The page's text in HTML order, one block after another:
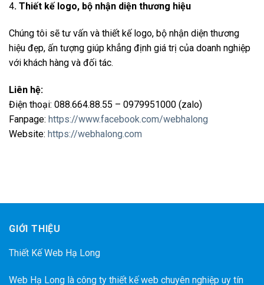
4. Thiết kế logo, bộ nhận diện thương hiệu
Chúng tôi sẽ tư vấn và thiết kế logo, bộ nhận diện thương
hiệu đẹp, ấn tượng giúp khẳng định giá trị của doanh nghiệp
với khách hàng và đối tác.
Liên hệ:
Điện thoại: 088.664.88.55 – 0979951000 (zalo)
Fanpage: https://www.facebook.com/webhalong
Website: https://webhalong.com
GIỚI THIỆU
Thiết Kế Web Hạ Long
Web Hạ Long là công ty thiết kế web chuyên nghiệp uy tín